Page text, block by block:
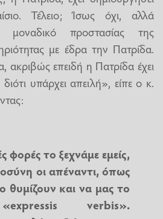
Τέλειο; Ίσως όχι, αλλά
μοναδικό προστασίας της
με έδρα την Πατρίδα.
επειδή η Πατρίδα έχει
υπάρχει απειλή», είπε ο κ.
φορές το ξεχνάμε εμείς,
οι απέναντι, όπως
θυμίζουν και να μας το
verbis».